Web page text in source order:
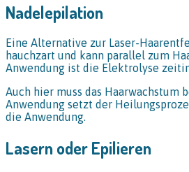
Nadelepilation
Eine Alternative zur Laser-
hauchzart und kann parallel zum
Anwendung ist die Elektrolyse
Auch hier muss das
Anwendung setzt der
die Anwendung.
Lasern oder Epilieren